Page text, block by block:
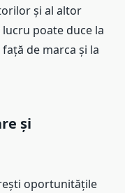
și al altor
poate duce la
de marca și la
și
oportunitățile